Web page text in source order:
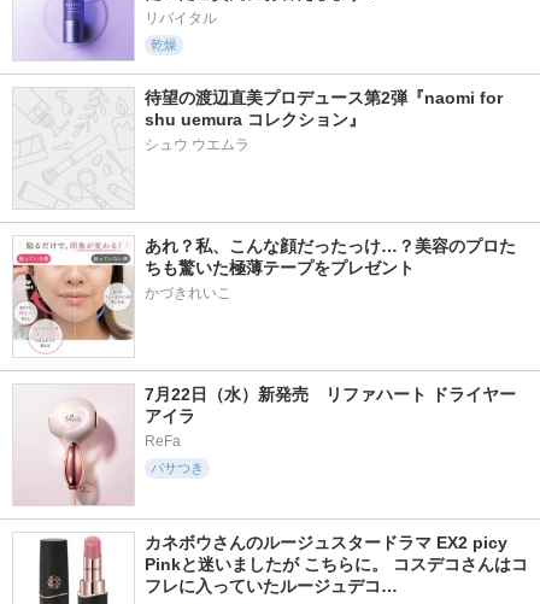
リバイタル
乾燥
待望の渡辺直美プロデュース第2弾『naomi for
shu uemura コレクション』
シュウ ウエムラ
あれ？私、こんな顔だったっけ…？美容のプロた
ちも驚いた極薄テープをプレゼント
かづきれいこ
7月22日（水）新発売　リファハート ドライヤー
アイラ
ReFa
パサつき
カネボウさんのルージュスタードラマ EX2 picy
Pinkと迷いましたが こちらに。 コスデコさんはコ
フレに入っていたルージュデコ…